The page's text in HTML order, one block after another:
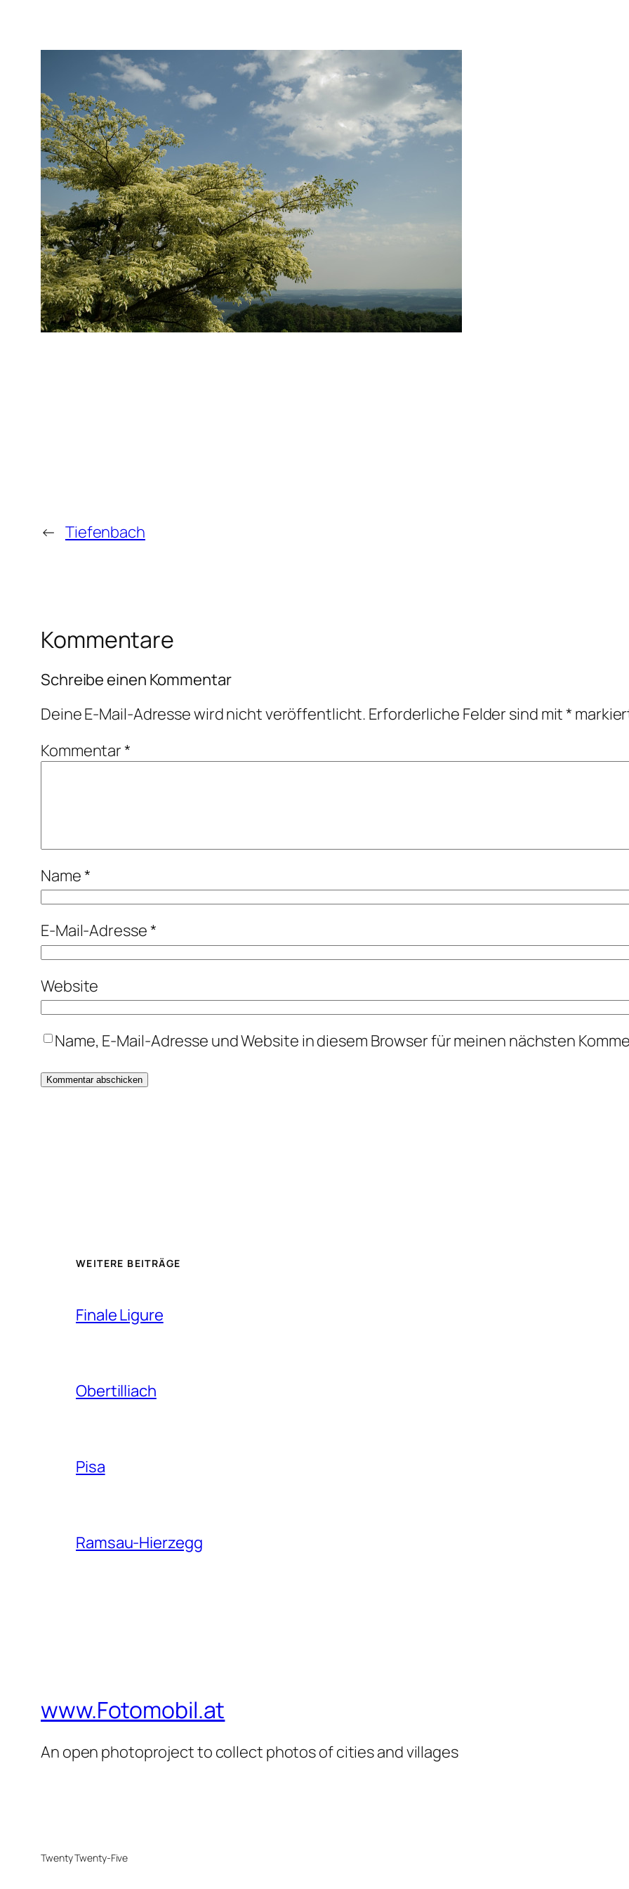
← Tiefenbach
Kommentare
Schreibe einen Kommentar
Deine E-Mail-Adresse wird nicht veröffentlicht. Erforderliche Felder sind mit*
Kommentar*
Name*
E-Mail-Adresse*
Website
Name, E-Mail-Adresse und Website in diesem Browser für meinen nächsten
WEITERE BEITRÄGE
Finale Ligure
Obertilliach
Pisa
Ramsau-Hierzegg
www.Fotomobil.at
An open photoproject to collect photos of cities and villages
Twenty Twenty-Five